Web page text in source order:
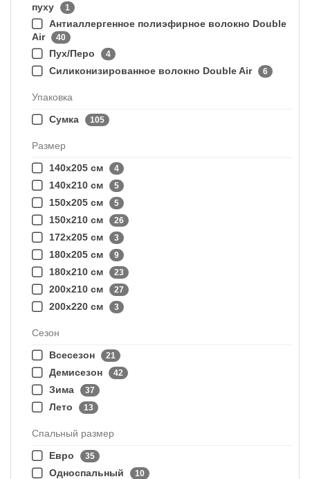
пуху
1
Антиаллергенное полиэфирное волокно Double
Air
40
Пух/Перо 4
Силиконизированное волокно Double Air 6
Упаковка
Сумка
105
Размер
140х205 см
4
140х210 см 5
150x205 см 5
150x210 см 26
172х205 см 3
180x205 см 9
180x210 см 23
200x210 см 27
200x220 см 3
Сезон
Всесезон
21
Демисезон 42
Зима 37
Лето 13
Спальный размер
Евро
35
Односпальный 10